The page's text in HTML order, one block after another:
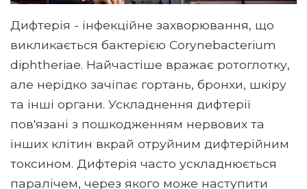
Дифтерія - інфекційне захворювання, що
викликається бактерією Corynebacterium
diphtheriae. Найчастіше вражає ротоглотку,
але нерідко зачіпає гортань, бронхи, шкіру
та інші органи. Ускладнення дифтерії
пов'язані з пошкодженням нервових та
інших клітин вкрай отруйним дифтерійним
токсином. Дифтерія часто ускладнюється
паралічем, через якого може наступити